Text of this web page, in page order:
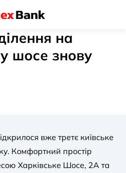
на
шосе знову
вже третє київське
Комфортний простір
Харківське Шосе, 2А та